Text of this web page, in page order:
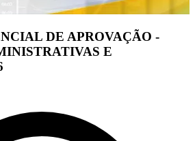
DE APROVAÇÃO -
E